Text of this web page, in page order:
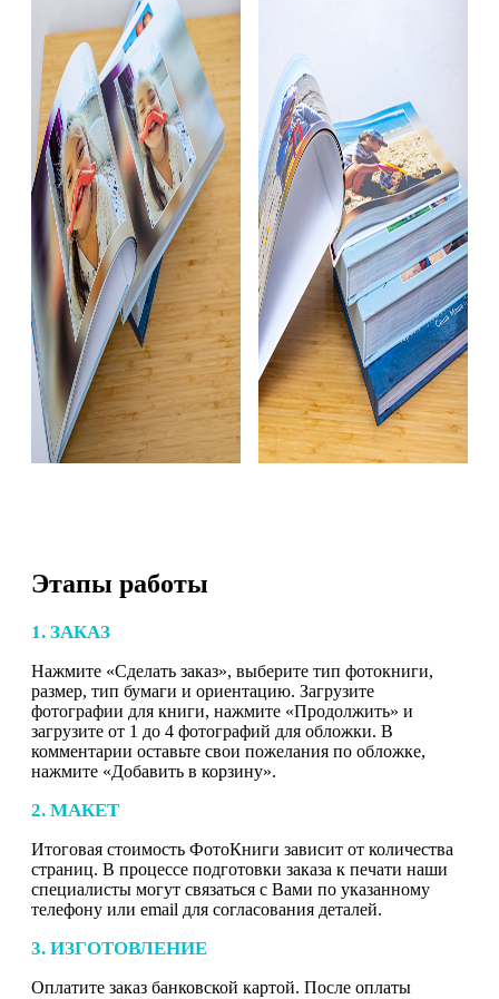
Этапы работы
1. ЗАКАЗ
Нажмите «Сделать заказ», выберите тип фотокниги,
размер, тип бумаги и ориентацию. Загрузите
фотографии для книги, нажмите «Продолжить» и
загрузите от 1 до 4 фотографий для обложки. В
комментарии оставьте свои пожелания по обложке,
нажмите «Добавить в корзину».
2. МАКЕТ
Итоговая стоимость ФотоКниги зависит от количества
страниц. В процессе подготовки заказа к печати наши
специалисты могут связаться с Вами по указанному
телефону или email для согласования деталей.
3. ИЗГОТОВЛЕНИЕ
Оплатите заказ банковской картой. После оплаты